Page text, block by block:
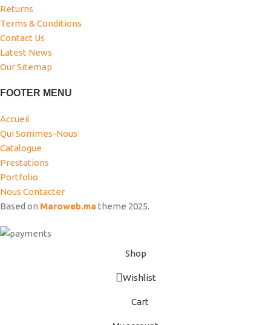
Returns
Terms & Conditions
Contact Us
Latest News
Our Sitemap
FOOTER MENU
Accueil
Qui Sommes-Nous
Catalogue
Prestations
Portfolio
Nous Contacter
Based on Maroweb.ma theme 2025.
Shop
Wishlist
Cart